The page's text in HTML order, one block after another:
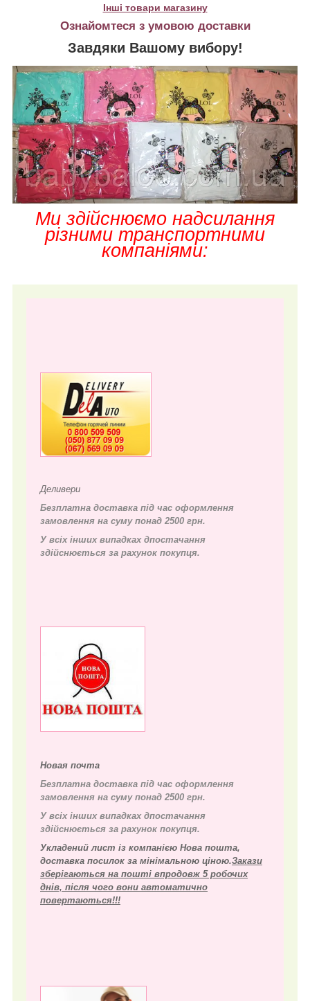
Інші товари магазину
Ознайомтеся з умовою доставки
Завдяки Вашому вибору!
Ми здійснюємо надсилання
різними транспортними
компаніями:
Деливери
Безплатна доставка під час оформлення
замовлення на суму понад 2500 грн.
У всіх інших випадках дпостачання
здійснюється за рахунок покупця.
Новая почта
Безплатна доставка під час оформлення
замовлення на суму понад 2500 грн.
У всіх інших випадках дпостачання
здійснюється за рахунок покупця.
Укладений лист із компанією Нова пошта,
доставка посилок за мінімальною ціною.Закази
зберігаються на пошті впродовж 5 робочих
днів, після чого вони автоматично
повертаються!!!